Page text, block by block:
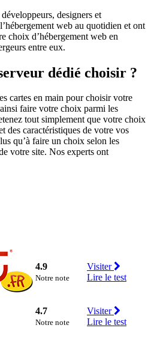
designers et
web au quotidien et ont
choix d’hébergement web en
entre eux.
dédié choisir ?
cartes en main pour choisir votre
faire votre choix parmi les
tout simplement que votre choix
des caractéristiques de votre vos
qu’à faire un choix selon les
votre site. Nos experts ont
4.9
Notre note
Visiter
Lire le test
4.7
Notre note
Visiter
Lire le test